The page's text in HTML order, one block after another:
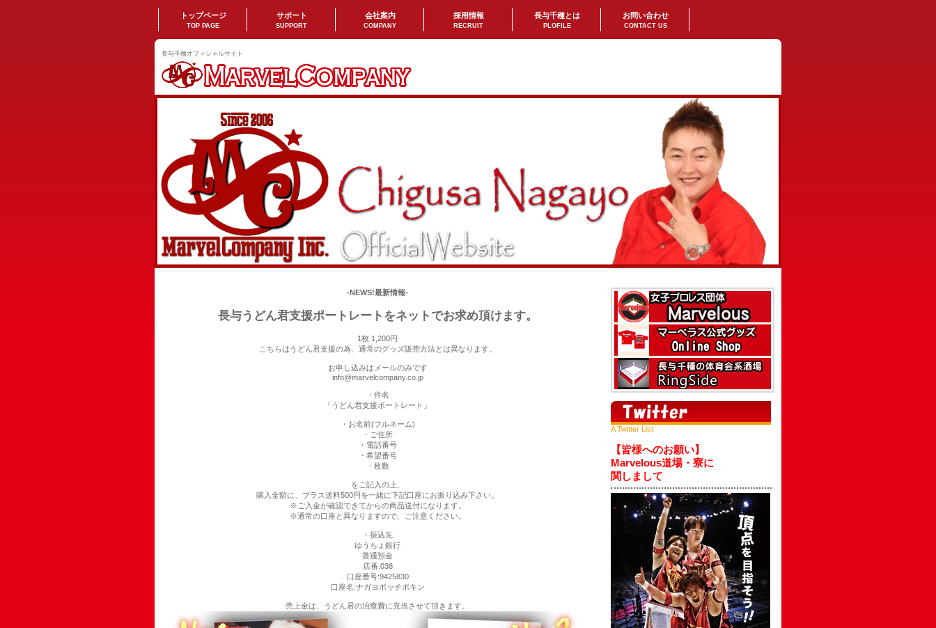
長与千種オフィシャルサイト
-NEWS!最新情報-
長与うどん君支援ポートレートをネットでお求め頂けます。
1枚 1,200円
こちらはうどん君支援の為、通常のグッズ販売方法とは異なります。
お申し込みはメールのみです
info@marvelcompany.co.jp
・件名
「うどん君支援ポートレート」
・お名前(フルネーム)
・ご住所
・電話番号
・希望番号
・枚数
をご記入の上、
購入金額に、プラス送料500円を一緒に下記口座にお振り込み下さい。
※ご入金が確認できてからの商品送付になります。
※通常の口座と異なりますので、ご注意ください。
・振込先
ゆうちょ銀行
普通預金
店番:038
口座番号:9425830
口座名:ナガヨボッチボキン
売上金は、うどん君の治療費に充当させて頂きます。
トップページ
TOP PAGE
サポート
SUPPORT
会社案内
COMPANY
採用情報
RECRUIT
長与千種とは
PLOFILE
お問い合わせ
CONTACT US
A Twitter List
【皆様へのお願い】
Marvelous道場・寮に
関しまして